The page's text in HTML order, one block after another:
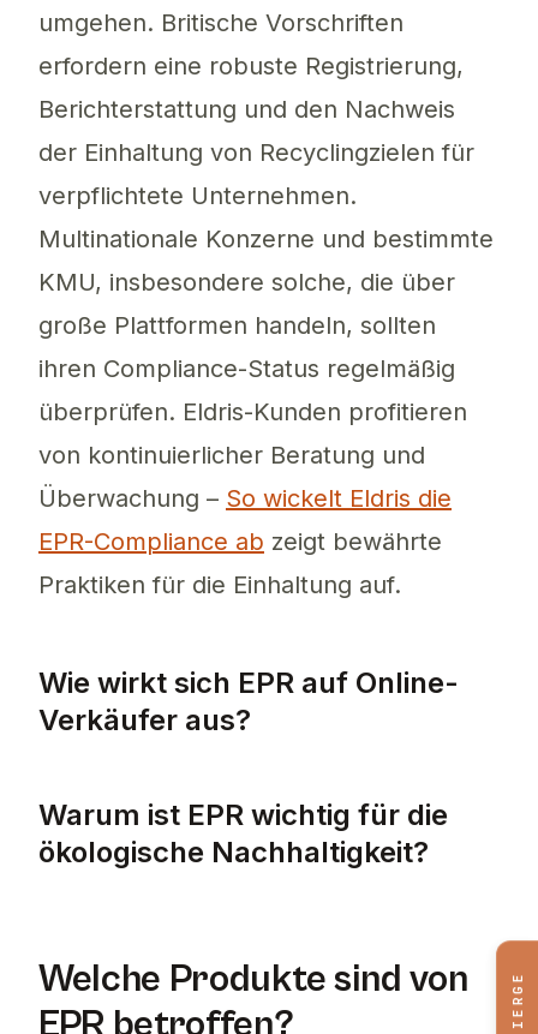
umgehen. Britische Vorschriften
erfordern eine robuste Registrierung,
Berichterstattung und den Nachweis
der Einhaltung von Recyclingzielen für
verpflichtete Unternehmen.
Multinationale Konzerne und bestimmte
KMU, insbesondere solche, die über
große Plattformen handeln, sollten
ihren Compliance-Status regelmäßig
überprüfen. Eldris-Kunden profitieren
von kontinuierlicher Beratung und
Überwachung – So wickelt Eldris die
EPR-Compliance ab zeigt bewährte
Praktiken für die Einhaltung auf.
Wie wirkt sich EPR auf Online-
Verkäufer aus?
Warum ist EPR wichtig für die
ökologische Nachhaltigkeit?
Welche Produkte sind von